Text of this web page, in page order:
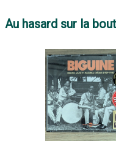
Au hasard sur la